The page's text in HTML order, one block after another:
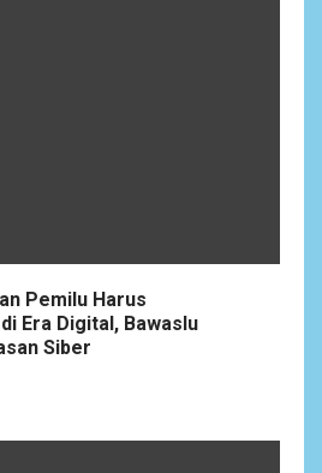
Pemilu Harus
Era Digital, Bawaslu
Siber